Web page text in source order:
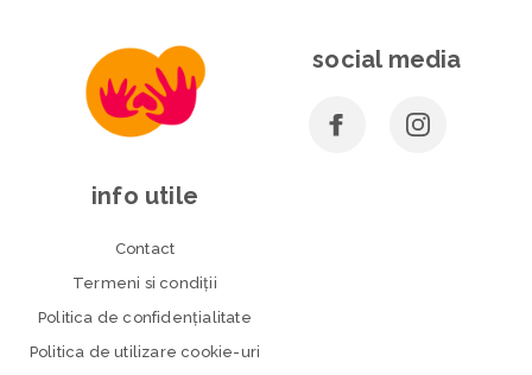
social media
info utile
Contact
Termeni si condiţii
Politica de confidenţialitate
Politica de utilizare cookie-uri